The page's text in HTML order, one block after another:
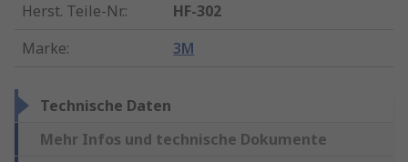
Herst. Teile-Nr.:
HF-302
Marke: 3M
Technische Daten
Mehr Infos und technische Dokumente